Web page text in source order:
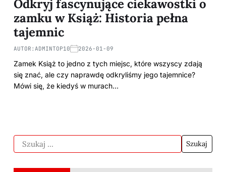
Odkryj fascynujące ciekawostki o
zamku w Książ: Historia pełna
tajemnic
AUTOR: ADMINTOP10 2026-01-09
Zamek Książ to jedno z tych miejsc, które wszyscy zdają
się znać, ale czy naprawdę odkryliśmy jego tajemnice?
Mówi się, że kiedyś w murach…